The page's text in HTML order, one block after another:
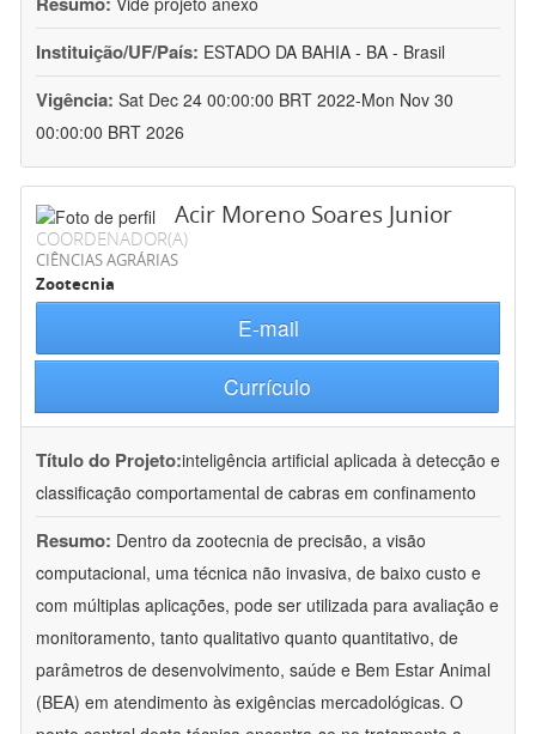
Instituição/UF/País: ESTADO DA BAHIA - BA - Brasil
Vigência: Sat Dec 24 00:00:00 BRT 2022-Mon Nov 30
00:00:00 BRT 2026
Acir Moreno Soares Junior
COORDENADOR(A)
CIÊNCIAS AGRÁRIAS
Zootecnia
E-mail
Currículo
Título do Projeto:inteligência artificial aplicada à detecção e
classificação comportamental de cabras em confinamento
Resumo: Dentro da zootecnia de precisão, a visão
computacional, uma técnica não invasiva, de baixo custo e
com múltiplas aplicações, pode ser utilizada para avaliação e
monitoramento, tanto qualitativo quanto quantitativo, de
parâmetros de desenvolvimento, saúde e Bem Estar Animal
(BEA) em atendimento às exigências mercadológicas. O